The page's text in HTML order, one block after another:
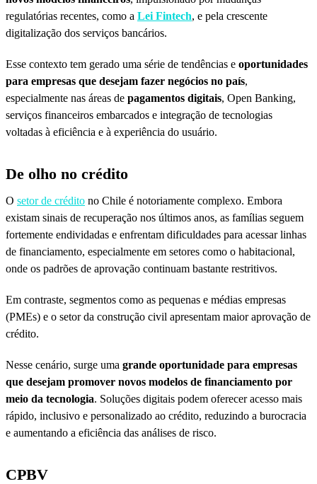
regulatórias recentes, como a Lei Fintech, e pela crescente
digitalização dos serviços bancários.
Esse contexto tem gerado uma série de tendências e oportunidades
para empresas que desejam fazer negócios no país,
especialmente nas áreas de pagamentos digitais, Open Banking,
serviços financeiros embarcados e integração de tecnologias
voltadas à eficiência e à experiência do usuário.
De olho no crédito
O setor de crédito no Chile é notoriamente complexo. Embora
existam sinais de recuperação nos últimos anos, as famílias seguem
fortemente endividadas e enfrentam dificuldades para acessar linhas
de financiamento, especialmente em setores como o habitacional,
onde os padrões de aprovação continuam bastante restritivos.
Em contraste, segmentos como as pequenas e médias empresas
(PMEs) e o setor da construção civil apresentam maior aprovação de
crédito.
Nesse cenário, surge uma grande oportunidade para empresas
que desejam promover novos modelos de financiamento por
meio da tecnologia. Soluções digitais podem oferecer acesso mais
rápido, inclusivo e personalizado ao crédito, reduzindo a burocracia
e aumentando a eficiência das análises de risco.
CPBV